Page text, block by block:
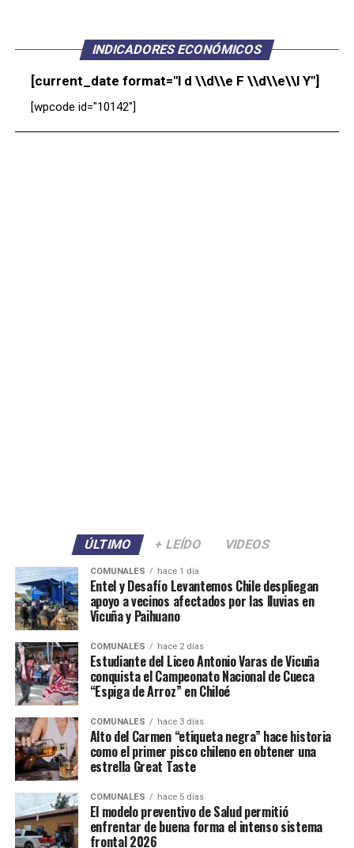
INDICADORES ECONÓMICOS
[current_date format="l d \\d\\e F \\d\\e\\l Y"]
[wpcode id="10142"]
ÚLTIMO + LEÍDO VIDEOS
COMUNALES hace 1 día
Entel y Desafío Levantemos Chile despliegan
apoyo a vecinos afectados por las lluvias en
Vicuña y Paihuano
COMUNALES hace 2 días
Estudiante del Liceo Antonio Varas de Vicuña
conquista el Campeonato Nacional de Cueca
“Espiga de Arroz” en Chiloé
COMUNALES hace 3 días
Alto del Carmen “etiqueta negra” hace historia
como el primer pisco chileno en obtener una
estrella Great Taste
COMUNALES hace 5 días
El modelo preventivo de Salud permitió
enfrentar de buena forma el intenso sistema
frontal 2026